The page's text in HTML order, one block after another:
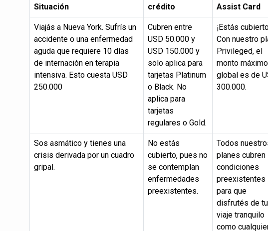
Situación
crédito
Assist Card
Viajás a Nueva York. Sufrís un
accidente o una enfermedad
aguda que requiere 10 días
de internación en terapia
intensiva. Esto cuesta USD
250.000
Cubren entre
USD 50.000 y
USD 150.000 y
solo aplica para
tarjetas Platinum
o Black. No
aplica para
tarjetas
regulares o Gold.
¡Estás
Con nuestro
Privileged, el
monto máximo
global es de
300.000.
Sos asmático y tienes una
crisis derivada por un cuadro
gripal.
No estás
cubierto, pues no
se contemplan
enfermedades
preexistentes.
Todos
planes cubren
condiciones
preexistentes
para que
disfrutés de tu
viaje tranquilo
como